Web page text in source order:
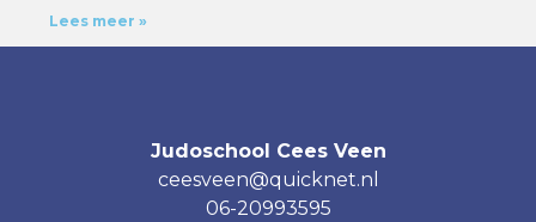
Lees meer »
Judoschool Cees Veen
ceesveen@quicknet.nl
06-20993595